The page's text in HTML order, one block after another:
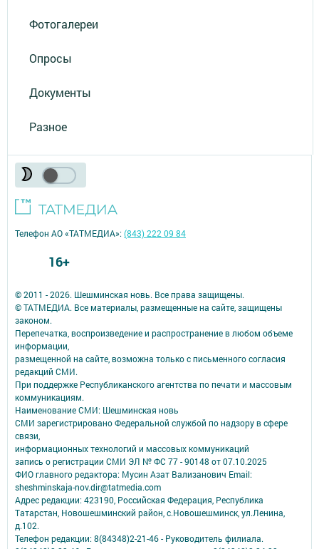
Фотогалереи
Опросы
Документы
Разное
© 2011 - 2026. Шешминская новь. Все права защищены.
© ТАТМЕДИА. Все материалы, размещенные на сайте, защищены
законом.
Перепечатка, воспроизведение и распространение в любом объеме
информации,
размещенной на сайте, возможна только с письменного согласия
редакций СМИ.
При поддержке Республиканского агентства по печати и массовым
коммуникациям.
Наименование СМИ: Шешминская новь
СМИ зарегистрировано Федеральной службой по надзору в сфере
связи,
информационных технологий и массовых коммуникаций
запись о регистрации СМИ ЭЛ № ФС 77 - 90148 от 07.10.2025
ФИО главного редактора: Мусин Азат Вализанович Email:
sheshminskaja-nov.dir@tatmedia.com
Адрес редакции: 423190, Российская Федерация, Республика
Татарстан, Новошешминский район, с.Новошешминск, ул.Ленина,
д.102.
Телефон редакции: 8(84348)2-21-46 - Руководитель филиала.
Телефон АО «ТАТМЕДИА»:(843) 222 09 84
16+